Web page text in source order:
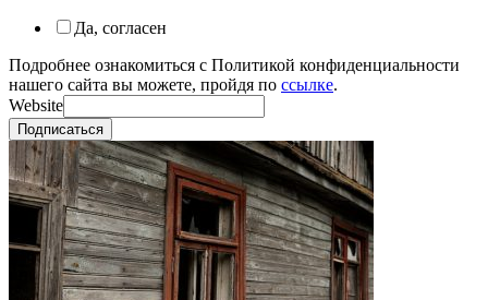
Да, согласен
Подробнее ознакомиться с Политикой конфиденциальности
нашего сайта вы можете, пройдя по ссылке.
Website
Подписаться